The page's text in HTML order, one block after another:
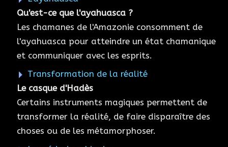
Qu'est-ce que l'ayahuasca ?
Les chamanes de l'Amazonie consomment de
l'ayahuasca pour atteindre un état chamanique
et communiquer avec les esprits.
Transformation de la réalité
Le casque d'Hadès
Certains instruments magiques permettent de
transformer la réalité, de faire disparaître des
choses ou de les métamorphoser.